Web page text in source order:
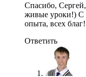
Cпасибо,
живые уроки!) С
опыта, всех благ!
Ответить